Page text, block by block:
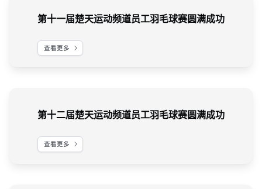
第十一届楚天运动频道员工羽毛球赛圆满成功
查看更多
第十二届楚天运动频道员工羽毛球赛圆满成功
查看更多